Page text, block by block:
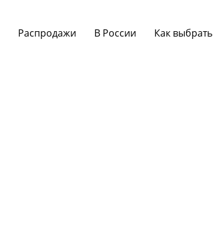
Распродажи В России Как выбрать